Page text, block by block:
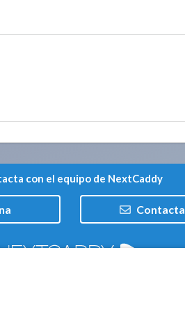
con el equipo de NextCaddy
Contacta